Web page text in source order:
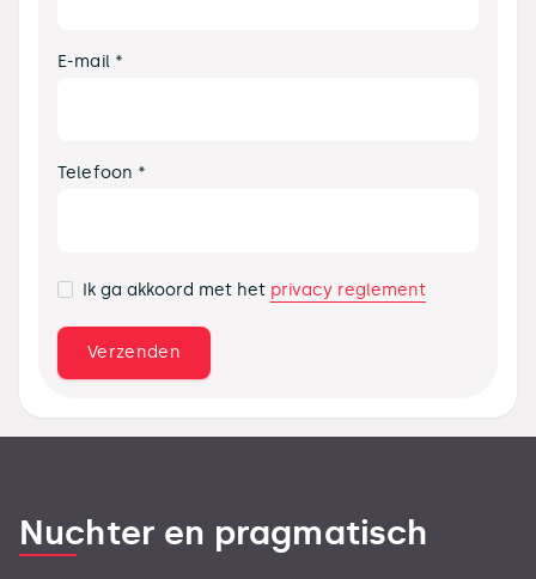
E-mail *
Telefoon *
Ik ga akkoord met het privacy reglement
Nuchter en pragmatisch